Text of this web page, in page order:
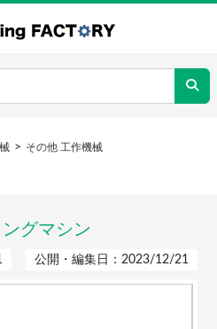
その他 工作機械
グマシン
公開・編集日：2023/12/21